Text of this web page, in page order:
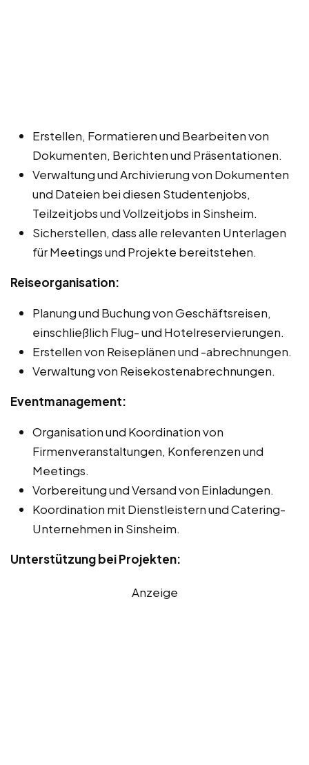
Erstellen, Formatieren und Bearbeiten von
Dokumenten, Berichten und Präsentationen.
Verwaltung und Archivierung von Dokumenten
und Dateien bei diesen Studentenjobs,
Teilzeitjobs und Vollzeitjobs in Sinsheim.
Sicherstellen, dass alle relevanten Unterlagen
für Meetings und Projekte bereitstehen.
Reiseorganisation:
Planung und Buchung von Geschäftsreisen,
einschließlich Flug- und Hotelreservierungen.
Erstellen von Reiseplänen und -abrechnungen.
Verwaltung von Reisekostenabrechnungen.
Eventmanagement:
Organisation und Koordination von
Firmenveranstaltungen, Konferenzen und
Meetings.
Vorbereitung und Versand von Einladungen.
Koordination mit Dienstleistern und Catering-
Unternehmen in Sinsheim.
Unterstützung bei Projekten:
Anzeige